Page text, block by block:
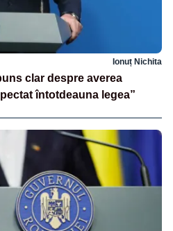
Ionuț Nichita
clar despre averea
întotdeauna legea”